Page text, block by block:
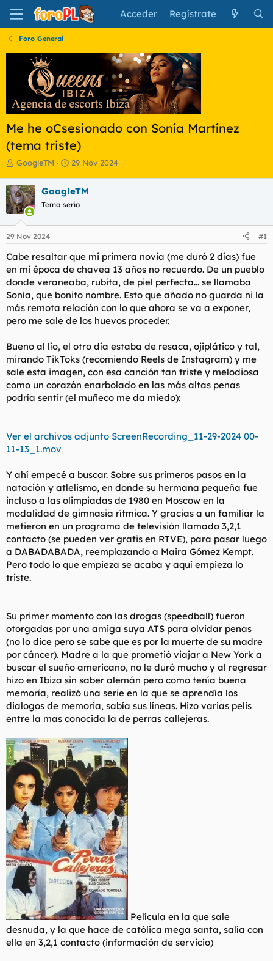
Acceder Regístrate
Foro General
Me he oCsesionado con Sonía Martínez
(tema triste)
I
i
c
i
a
d
o
d
e
l
t
e
a
GoogleTM
F
h
a
e
i
c
i
o
29 Nov 2024
GoogleTM
Tema serio
29 Nov 2024 #1
Cabe resaltar que mi primera novia (me duró 2 días) fue
en mi época de chavea 13 años no recuerdo. De un pueblo
donde veraneaba, rubita, de piel perfecta... se llamaba
Sonía, que bonito nombre. Esto que añado no guarda ni la
más remota relación con lo que ahora se va a exponer,
pero me sale de los huevos proceder.
Bueno al lío, el otro día estaba de resaca, ojiplático y tal,
mirando TikToks (recomiendo Reels de Instagram) y me
sale esta imagen, con esa canción tan triste y melodiosa
como un corazón enarbolado en las más altas penas
podría sentir (el muñeco me da miedo):
Ver el archivos adjunto ScreenRecording_11-29-2024 00-
11-13_1.mov
Y ahí empecé a buscar. Sobre sus primeros pasos en la
natación y atlelismo, en donde su hermana pequeña fue
incluso a las olimpiadas de 1980 en Moscow en la
modalidad de gimnasia rítmica. Y gracias a un familiar la
metieron en un programa de televisión llamado 3,2,1
contacto (se pueden ver gratis en RTVE), para pasar luego
a DABADABADA, reemplazando a Maira Gómez Kempt.
Pero todo lo que empieza se acaba y aquí empieza lo
triste.
Su primer momento con las drogas (speedball) fueron
otorgadas por una amiga suya ATS para olvidar penas
(no lo dice pero se sabe que es por la muerte de su madre
por cáncer). Madre a la que prometió viajar a New York a
buscar el sueño americano, no le duró mucho y al regresar
hizo en Ibiza sin saber alemán pero como tenía buena
memoría, realizó una serie en la que se aprendía los
dialogos de memoria, sabía sus líneas. Hizo varias pelis
entre la mas conocida la de perras callejeras.
Película en la que sale
desnuda, y la que hace de católica mega santa, salía con
ella en 3,2,1 contacto (información de servicio)